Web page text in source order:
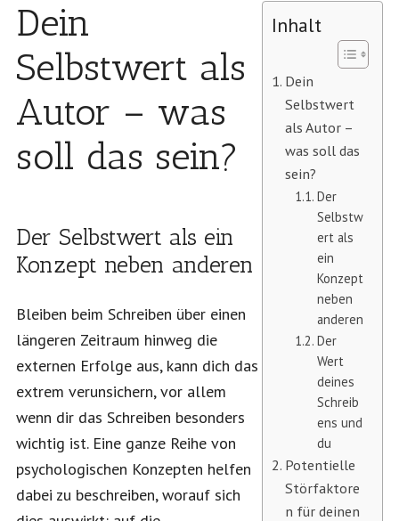
Inhalt
Dein
Selbstwert
als Autor –
was soll das
sein?
Der
Selbstw
ert als
ein
Konzept
neben
anderen
Der
Wert
deines
Schreib
ens und
du
Potentielle
Störfaktore
n für deinen
Dein
Selbstwert als
Autor – was
soll das sein?
Der Selbstwert als ein
Konzept neben anderen
Bleiben beim Schreiben über einen
längeren Zeitraum hinweg die
externen Erfolge aus, kann dich das
extrem verunsichern, vor allem
wenn dir das Schreiben besonders
wichtig ist. Eine ganze Reihe von
psychologischen Konzepten helfen
dabei zu beschreiben, worauf sich